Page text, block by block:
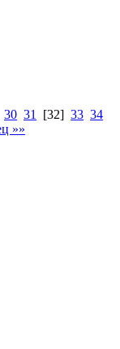
30 31 [32] 33 34
»»